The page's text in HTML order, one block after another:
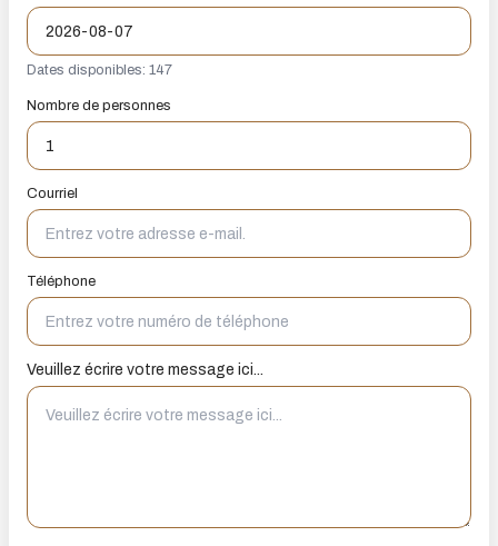
Dates disponibles: 147
Nombre de personnes
Courriel
Téléphone
Veuillez écrire votre message ici...